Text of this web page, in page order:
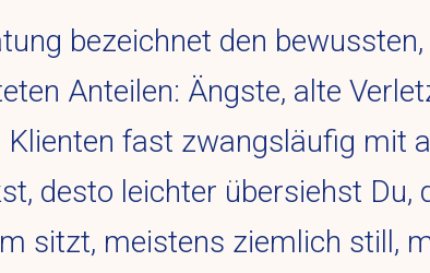
bezeichnet den
Anteilen: Ängste, alte
fast zwangsläufig mit
desto leichter übersiehst Du,
sitzt, meistens ziemlich still,